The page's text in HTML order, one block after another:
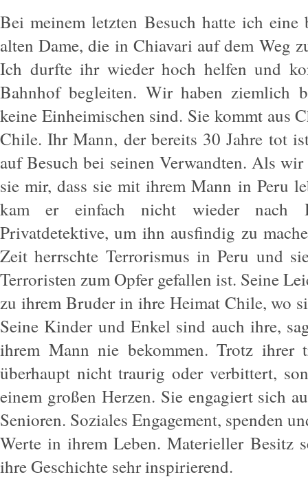
Bei meinem letzten Besuch hatte ich eine
alten Dame, die in Chiavari auf dem Weg
Ich durfte ihr wieder hoch helfen und
Bahnhof begleiten. Wir haben ziemlich
keine Einheimischen sind. Sie kommt aus
Chile. Ihr Mann, der bereits 30 Jahre tot
auf Besuch bei seinen Verwandten. Als
sie mir, dass sie mit ihrem Mann in Peru
kam er einfach nicht wieder nach
Privatdetektive, um ihn ausfindig zu
Zeit herrschte Terrorismus in Peru und
Terroristen zum Opfer gefallen ist. Seine
zu ihrem Bruder in ihre Heimat Chile, wo
Seine Kinder und Enkel sind auch ihre,
ihrem Mann nie bekommen. Trotz ihrer
überhaupt nicht traurig oder verbittert,
einem großen Herzen. Sie engagiert sich
Senioren. Soziales Engagement, spenden
Werte in ihrem Leben. Materieller Besitz
ihre Geschichte sehr inspirierend.